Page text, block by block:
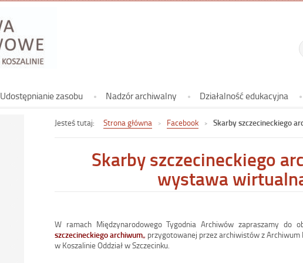
Udostępnianie zasobu Nadzór archiwalny Działalność edukacyjna
Jesteś tutaj: Strona główna Facebook Skarby szczecineckiego
Skarby szczecineckiego
wystawa
W ramach Międzynarodowego Tygodnia Archiwów zapraszamy do
szczecineckiego archiwum„ przygotowanej przez archiwistów z Archiwum
w Koszalinie Oddział w Szczecinku.